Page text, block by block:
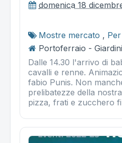
domenica 18
Mostre mercato ,
Portoferraio -
Dalle 14.30 l'arrivo di
cavalli e renne.
fabio Punis. Non
prelibatezze della
pizza, frati e zucchero